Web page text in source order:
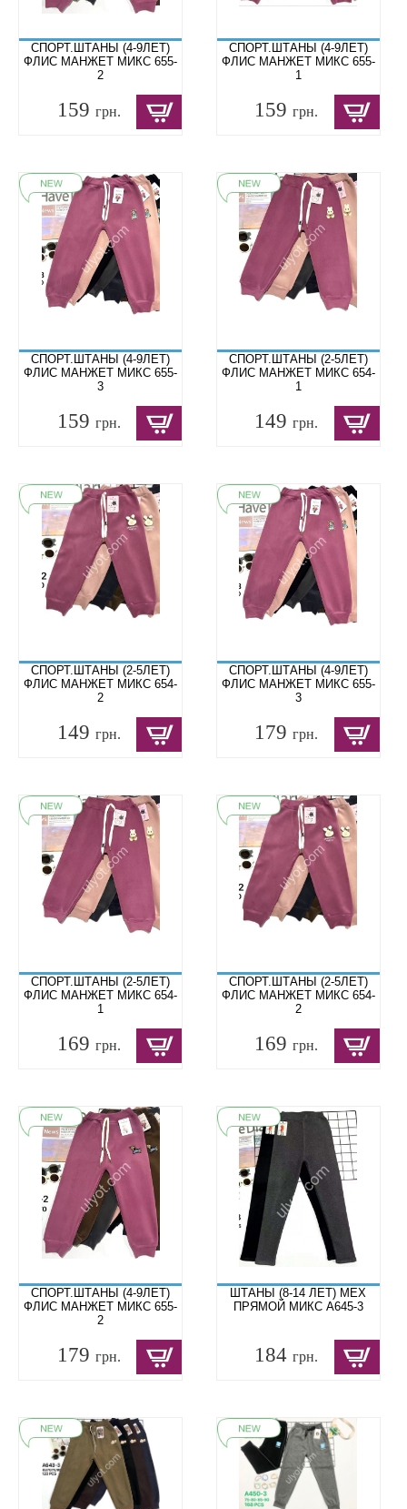
СПОРТ.ШТАНЫ (4-9ЛЕТ)
ФЛИС МАНЖЕТ МИКС 655-
2
159 грн.
СПОРТ.ШТАНЫ (4-9ЛЕТ)
ФЛИС МАНЖЕТ МИКС 655-
1
159грн.
СПОРТ.ШТАНЫ (4-9ЛЕТ)
ФЛИС МАНЖЕТ МИКС 655-
3
159 грн.
СПОРТ.ШТАНЫ (2-5ЛЕТ)
ФЛИС МАНЖЕТ МИКС 654-
1
149грн.
СПОРТ.ШТАНЫ (2-5ЛЕТ)
ФЛИС МАНЖЕТ МИКС 654-
2
149 грн.
СПОРТ.ШТАНЫ (4-9ЛЕТ)
ФЛИС МАНЖЕТ МИКС 655-
3
179грн.
СПОРТ.ШТАНЫ (2-5ЛЕТ)
ФЛИС МАНЖЕТ МИКС 654-
1
169 грн.
СПОРТ.ШТАНЫ (2-5ЛЕТ)
ФЛИС МАНЖЕТ МИКС 654-
2
169грн.
СПОРТ.ШТАНЫ (4-9ЛЕТ)
ФЛИС МАНЖЕТ МИКС 655-
2
179 грн.
ШТАНЫ (8-14 ЛЕТ) МЕХ
ПРЯМОЙ МИКС A645-3
184грн.